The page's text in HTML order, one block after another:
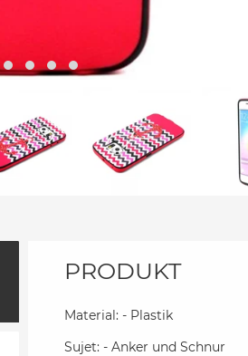
PRODUKT
Material: - Plastik
Sujet: - Anker und Schnur